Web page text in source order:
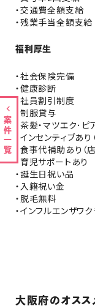
案件一覧
・交通費全額支給
・残業手当全額支給
福利厚生
・社会保険完備
・健康診断
・社員割引制度
・制服貸与
・茶髪・マツエク･
・インセンティブあり
・食事代補助あり（
・育児サポートあり
・誕生日祝い品
・入籍祝い金
・脱毛無料
・インフルエンザワ
大阪府のオスス